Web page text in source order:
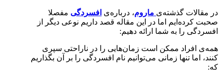
در مقالات گذشته‌ی ماروم، درباره‌ی افسردگی مفصلا
صحبت کرده‌ایم اما در این مقاله قصد داریم نوعی دیگر از
افسردگی را به شما ارائه دهیم:
همه‌ی افراد ممکن است زمان‌هایی را در ناراحتی سپری
کنند، اما تنها زمانی می‌توانیم نام افسردگی را بر آن بگذاریم
که: